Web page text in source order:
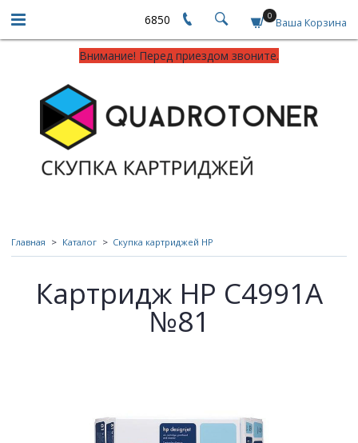
6850 0 Ваша Корзина
Внимание! Перед приездом звоните.
Главная Каталог Скупка картриджей HP
Картридж HP C4991A
№81